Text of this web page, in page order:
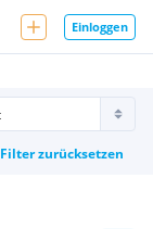
Einloggen
Filter zurücksetzen